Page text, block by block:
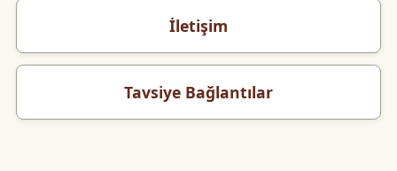
İletişim
Tavsiye Bağlantılar